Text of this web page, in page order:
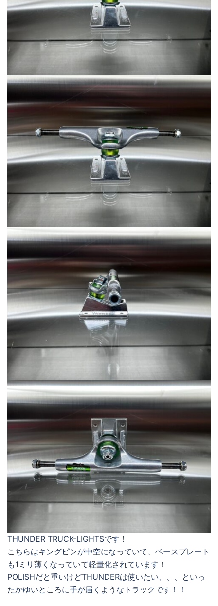
THUNDER TRUCK-LIGHTSです！
こちらはキングピンが中空になっていて、ベースプレート
も1ミリ薄くなっていて軽量化されています！
POLISHだと重いけどTHUNDERは使いたい、、、といっ
たかゆいところに手が届くようなトラックです！！